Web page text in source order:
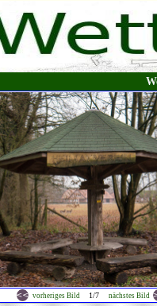
vorheriges Bild 1/7 nächstes Bild